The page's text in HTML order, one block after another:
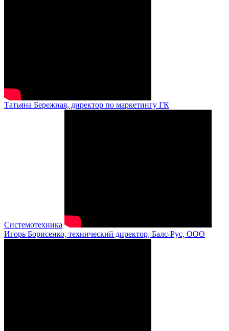
Татьяна Бережная, директор по маркетингу ГК
Системотехника
Игорь Борисенко, технический директор, Балс-Рус, ООО